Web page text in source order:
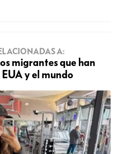
A:
migrantes que han
y el mundo